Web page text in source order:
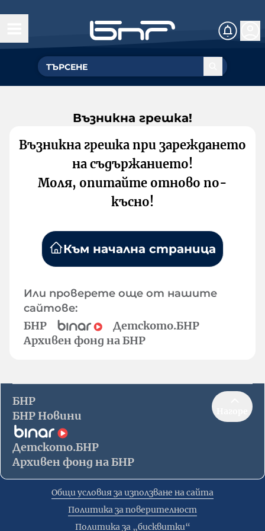
Възникна грешка!
Възникна грешка при зареждането
на съдържанието!
Моля, опитайте отново по-
късно!
Към начална страница
Или проверете още от нашите
сайтове:
БНР
Детското.БНР
Архивен фонд на БНР
БНР
БНР Новини
Детското.БНР
Архивен фонд на БНР
Общи условия за използване на сайта
Политика за поверителност
Политика за „бисквитки“